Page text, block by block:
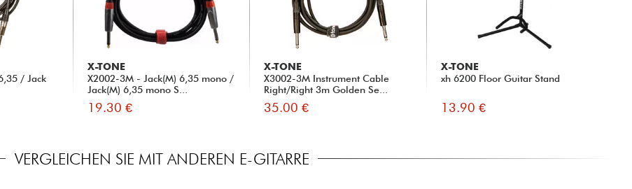
/ Jack
X-TONE
X2002-3M - Jack(M) 6,35 mono /
Jack(M) 6,35 mono S...
19.30 €
X-TONE
X3002-3M Instrument Cable
Right/Right 3m Golden Se...
35.00 €
X-TONE
xh 6200 Floor Guitar Stand
13.90 €
VERGLEICHEN SIE MIT ANDEREN E-GITARRE